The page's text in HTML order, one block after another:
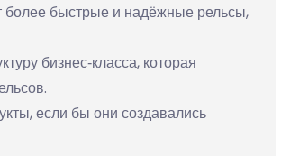
быстрые и надёжные рельсы,
бизнес‑класса, которая
если бы они создавались